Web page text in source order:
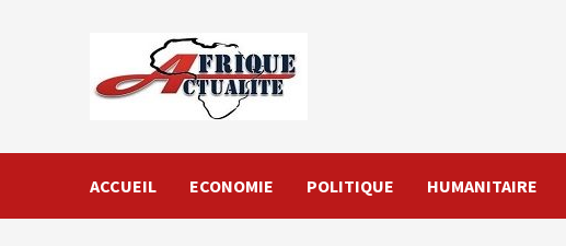
ACCUEIL ECONOMIE POLITIQUE HUMANITAIRE